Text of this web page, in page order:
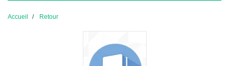
Accueil Retour